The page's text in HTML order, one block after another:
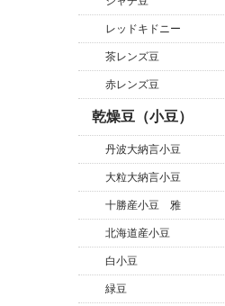
レッドキドニー
茶レンズ豆
赤レンズ豆
乾燥豆（小豆）
丹波大納言小豆
大粒大納言小豆
十勝産小豆 雅
北海道産小豆
白小豆
緑豆